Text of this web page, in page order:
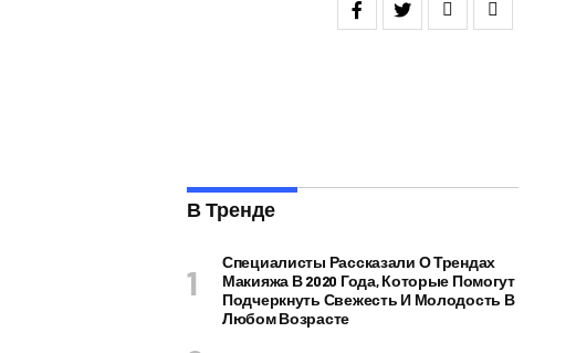
В Тренде
Специалисты Рассказали О Трендах
Макияжа В 2020 Года, Которые Помогут
Подчеркнуть Свежесть И Молодость В
Любом Возрасте